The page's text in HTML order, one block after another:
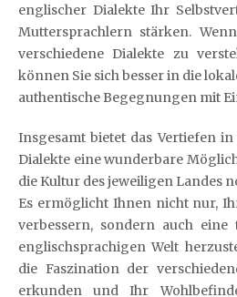
englischer Dialekte Ihr
Muttersprachlern stärken.
verschiedene Dialekte zu
können Sie sich besser in die
authentische Begegnungen mit
Insgesamt bietet das Vertiefen
Dialekte eine wunderbare
die Kultur des jeweiligen Landes
Es ermöglicht Ihnen nicht nur,
verbessern, sondern auch
englischsprachigen Welt
die Faszination der
erkunden und Ihr